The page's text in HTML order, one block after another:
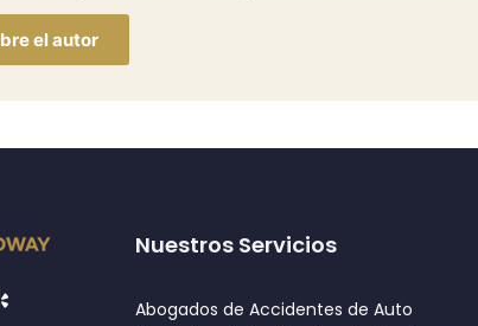
el autor
Nuestros Servicios
Abogados de Accidentes de Auto